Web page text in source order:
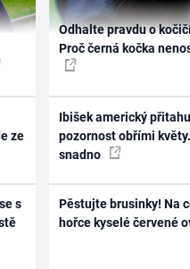
ze
s
Odhalte pravdu o
Proč černá kočka
Ibišek americký
pozornost obřími
snadno
Pěstujte brusinky! Na
hořce kyselé červené